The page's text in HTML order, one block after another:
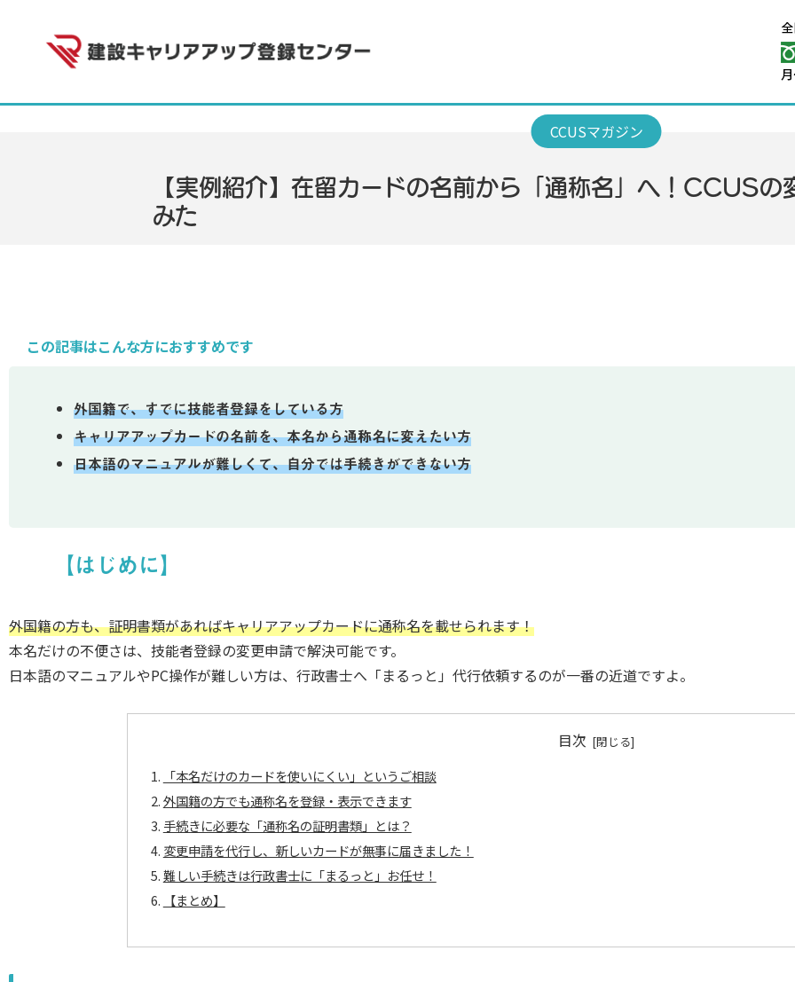
【実例紹介】在留カードの名前から「通称名」へ！CCUSの
みた
この記事はこんな方におすすめです
外国籍で、すでに技能者登録をしている方
キャリアアップカードの名前を、本名から通称名に変えたい方
日本語のマニュアルが難しくて、自分では手続きができない方
【はじめに】
外国籍の方も、証明書類があればキャリアアップカードに通称名を載せられます！
本名だけの不便さは、技能者登録の変更申請で解決可能です。
日本語のマニュアルやPC操作が難しい方は、行政書士へ「まるっと」代行依頼するのが一番の近道ですよ。
目次
「本名だけのカードを使いにくい」というご相談
外国籍の方でも通称名を登録・表示できます
手続きに必要な「通称名の証明書類」とは？
変更申請を代行し、新しいカードが無事に届きました！
難しい手続きは行政書士に「まるっと」お任せ！
【まとめ】